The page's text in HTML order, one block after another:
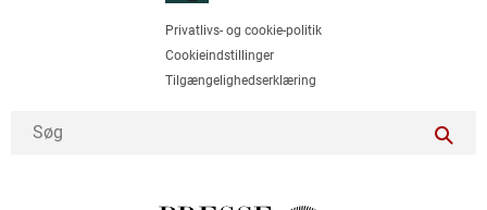
Privatlivs- og cookie-politik
Cookieindstillinger
Tilgængelighedserklæring